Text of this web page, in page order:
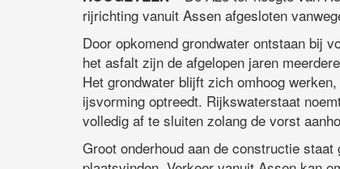
rijrichting vanuit Assen afgesloten
Door opkomend grondwater ontstaan bij
het asfalt zijn de afgelopen jaren
Het grondwater blijft zich omhoog
ijsvorming optreedt. Rijkswaterstaat
volledig af te sluiten zolang de vorst
Groot onderhoud aan de constructie